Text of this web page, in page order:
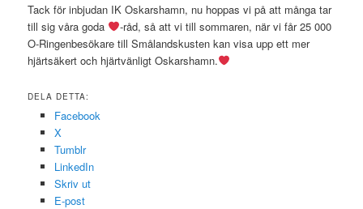
Tack för inbjudan IK Oskarshamn, nu hoppas vi på att många tar
till sig våra goda
-råd, så att vi till sommaren, när vi får 25 000
O-Ringenbesökare till Smålandskusten kan visa upp ett mer
hjärtsäkert och hjärtvänligt Oskarshamn.
DELA DETTA:
Facebook
X
Tumblr
LinkedIn
Skriv ut
E-post